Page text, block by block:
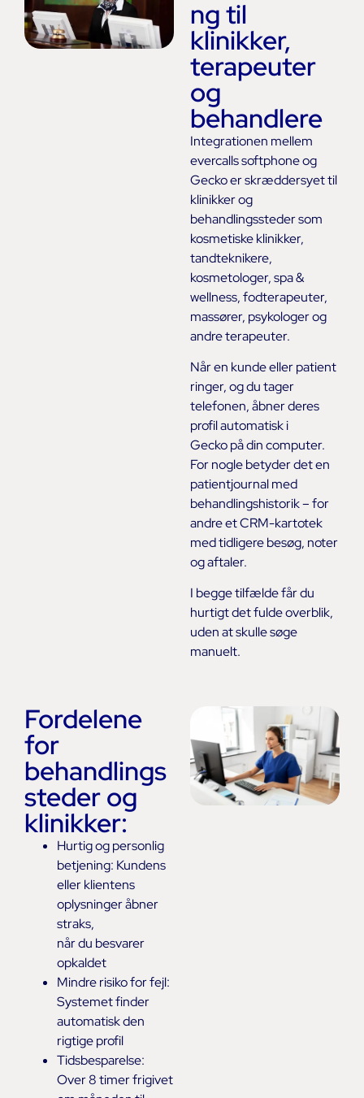
ng til
klinikker,
terapeuter
og
behandlere
Integrationen mellem
evercalls softphone og
Gecko er skræddersyet til
klinikker og
behandlingssteder som
kosmetiske klinikker,
tandteknikere,
kosmetologer, spa &
wellness, fodterapeuter,
massører, psykologer og
andre terapeuter.
Når en kunde eller patient
ringer, og du tager
telefonen, åbner deres
profil automatisk i
Gecko på din computer.
For nogle betyder det en
patientjournal med
behandlingshistorik – for
andre et CRM-kartotek
med tidligere besøg, noter
og aftaler.
I begge tilfælde får du
hurtigt det fulde overblik,
uden at skulle søge
manuelt.
Fordelene
for
behandlings
steder og
klinikker:
Hurtig og personlig
betjening: Kundens
eller klientens
oplysninger åbner
straks,
når du besvarer
opkaldet
Mindre risiko for fejl:
Systemet finder
automatisk den
rigtige profil
Tidsbesparelse:
Over 8 timer frigivet